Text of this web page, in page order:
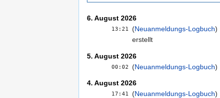
6. August 2026
13:21 (Neuanmeldungs-Logbuch)
erstellt ‎
5. August 2026
00:02 (Neuanmeldungs-Logbuch)
4. August 2026
17:41 (Neuanmeldungs-Logbuch)